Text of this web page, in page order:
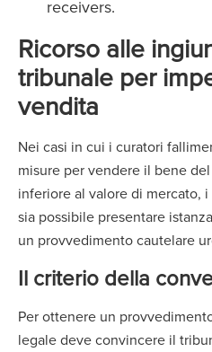
receivers.
Ricorso alle
tribunale per
vendita
Nei casi in cui i curatori
misure per vendere il bene
inferiore al valore di mercato,
sia possibile presentare
un provvedimento cautelare
Il criterio della
Per ottenere un
legale deve convincere il